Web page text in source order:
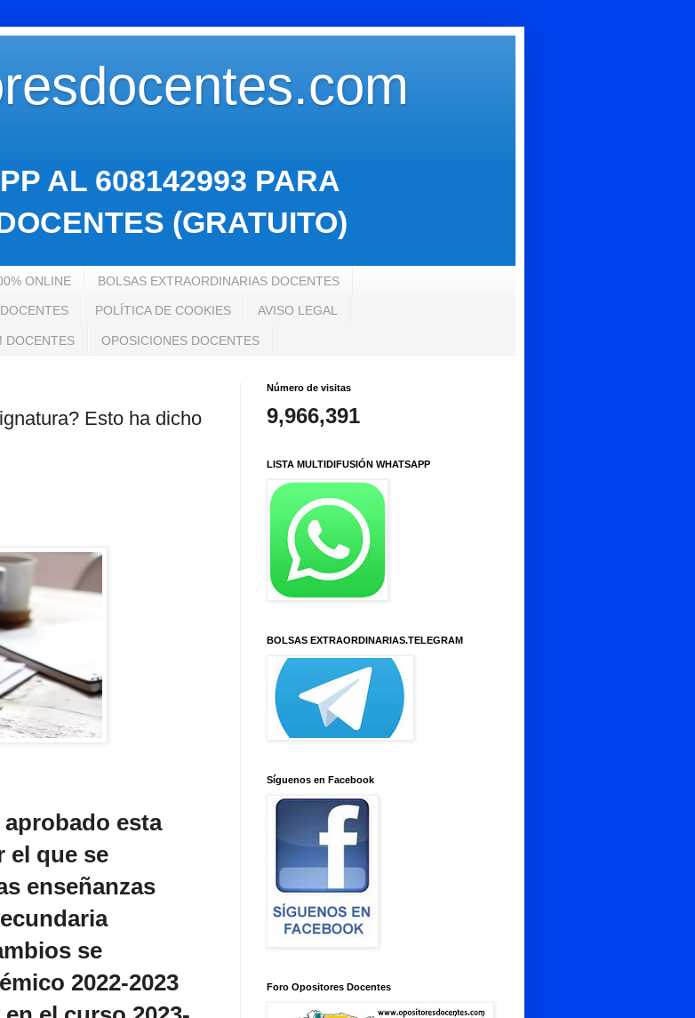
AL 608142993 PARA
(GRATUITO)
ONLINE BOLSAS EXTRAORDINARIAS DOCENTES
POLÍTICA DE COOKIES AVISO LEGAL
DOCENTES OPOSICIONES DOCENTES
Esto ha dicho
esta
el que se
enseñanzas
se
2022-2023
Número de visitas
9,966,391
LISTA MULTIDIFUSIÓN WHATSAPP
BOLSAS EXTRAORDINARIAS.TELEGRAM
Síguenos en Facebook
Foro Opositores Docentes